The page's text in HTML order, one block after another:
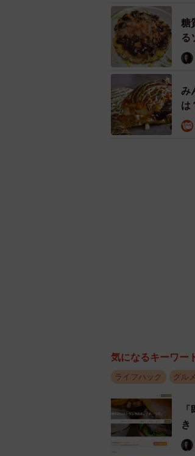
▽出典
・オタフクソース
https://twitter.com/
・オタフクソース
https://
糖
る
み
は
気になるキーワー
ライフハック グルメ
き